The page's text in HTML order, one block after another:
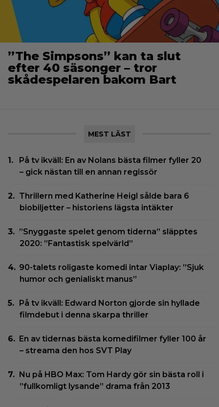
”The Simpsons” kan ta slut
efter 40 säsonger – tror
skådespelaren bakom Bart
MEST LÄST
På tv ikväll: En av Nolans bästa filmer fyller 20
– gick nästan till en annan regissör
Thrillern med Katherine Heigl sålde bara 6
biobiljetter – historiens lägsta intäkter
”Snyggaste spelet genom tiderna” släpptes
2020: ”Fantastisk spelvärld”
90-talets roligaste komedi intar Viaplay: ”Sjuk
humor och genialiskt manus”
På tv ikväll: Edward Norton gjorde sin hyllade
filmdebut i denna skarpa thriller
En av tidernas bästa komedifilmer fyller 100 år
– streama den hos SVT Play
Nu på HBO Max: Tom Hardy gör sin bästa roll i
”fullkomligt lysande” drama från 2013